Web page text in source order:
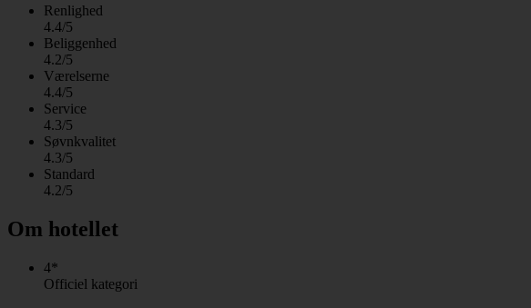
Renlighed
4.4/5
Beliggenhed
4.2/5
Værelserne
4.4/5
Service
4.3/5
Søvnkvalitet
4.3/5
Standard
4.2/5
Om hotellet
4*
Officiel kategori